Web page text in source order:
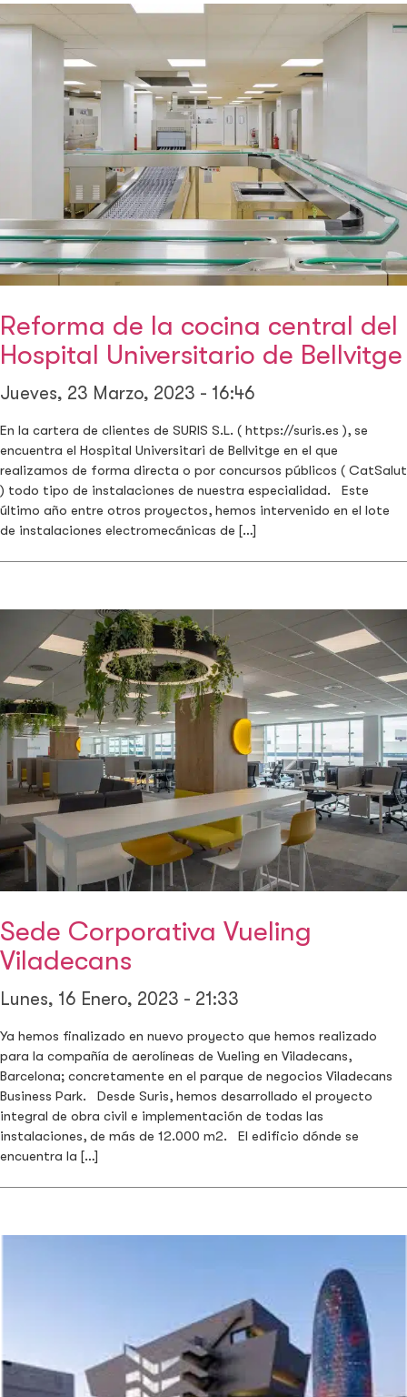
Reforma de la cocina central del
Hospital Universitario de Bellvitge
Jueves, 23 Marzo, 2023 - 16:46
En la cartera de clientes de SURIS S.L. ( https://suris.es ), se
encuentra el Hospital Universitari de Bellvitge en el que
realizamos de forma directa o por concursos públicos ( CatSalut
) todo tipo de instalaciones de nuestra especialidad. Este
último año entre otros proyectos, hemos intervenido en el lote
de instalaciones electromecánicas de […]
Sede Corporativa Vueling
Viladecans
Lunes, 16 Enero, 2023 - 21:33
Ya hemos finalizado en nuevo proyecto que hemos realizado
para la compañía de aerolíneas de Vueling en Viladecans,
Barcelona; concretamente en el parque de negocios Viladecans
Business Park. Desde Suris, hemos desarrollado el proyecto
integral de obra civil e implementación de todas las
instalaciones, de más de 12.000 m2. El edificio dónde se
encuentra la […]